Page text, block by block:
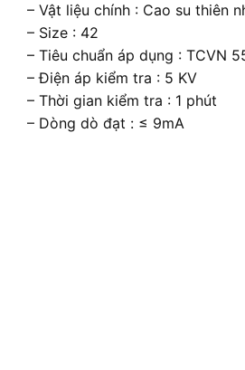
– Vật liệu chính : Cao su thiên
– Size : 42
– Tiêu chuẩn áp dụng : TCVN
– Điện áp kiểm tra : 5 KV
– Thời gian kiểm tra : 1 phút
– Dòng dò đạt : ≤ 9mA